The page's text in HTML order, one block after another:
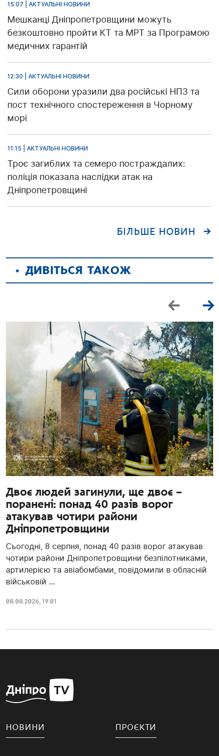
15:07 | АКТУАЛЬНІ НОВИНИ
Мешканці Дніпропетровщини можуть
безкоштовно пройти КТ та МРТ за Програмою
медичних гарантій
12:30 | АКТУАЛЬНІ НОВИНИ
Сили оборони уразили два російські НПЗ та
пост технічного спостереження в Чорному
морі
11:15 | АКТУАЛЬНІ НОВИНИ
Троє загиблих та семеро постраждалих:
поліція показала наслідки атак на
Дніпропетровщині
БІЛЬШЕ НОВИН
ДИВІТЬСЯ ТАКОЖ
Двоє людей загинули, ще двоє –
поранені: понад 40 разів ворог
атакував чотири райони
Дніпропетровщини
Сьогодні, 8 серпня, понад 40 разів ворог атакував
чотири райони Дніпропетровщини безпілотниками,
артилерією та авіабомбами, повідомили в обласній
військовій ...
08.08.2026, 19:01
НОВИНИ ПРОЄКТИ